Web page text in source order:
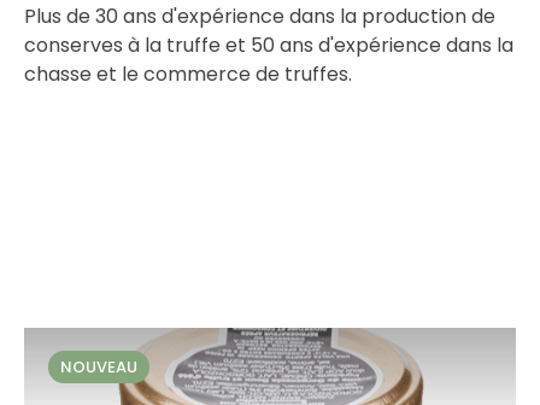
Plus de 30 ans d'expérience dans la production de
conserves à la truffe et 50 ans d'expérience dans la
chasse et le commerce de truffes.
NOUVEAU